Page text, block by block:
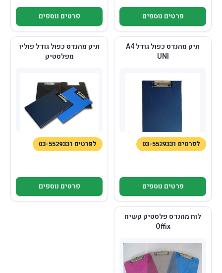
פרטים נוספים פרטים נוספים
תיק מהנדס כפול גודל A4
UNI
לפרטים 03-5529331
פרטים נוספים
תיק מהנדס כפול גודל פוליו
מפלסטיק
לפרטים 03-5529331
פרטים נוספים
לוח מהנדס פלסטיק קשיח
Offix